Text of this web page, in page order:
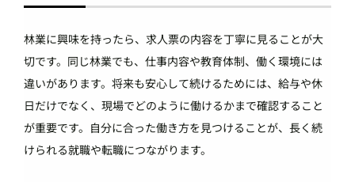
林業に興味を持ったら、求人票の内容を丁寧に見ることが大
切です。同じ林業でも、仕事内容や教育体制、働く環境には
違いがあります。将来も安心して続けるためには、給与や休
日だけでなく、現場でどのように働けるかまで確認すること
が重要です。自分に合った働き方を見つけることが、長く続
けられる就職や転職につながります。